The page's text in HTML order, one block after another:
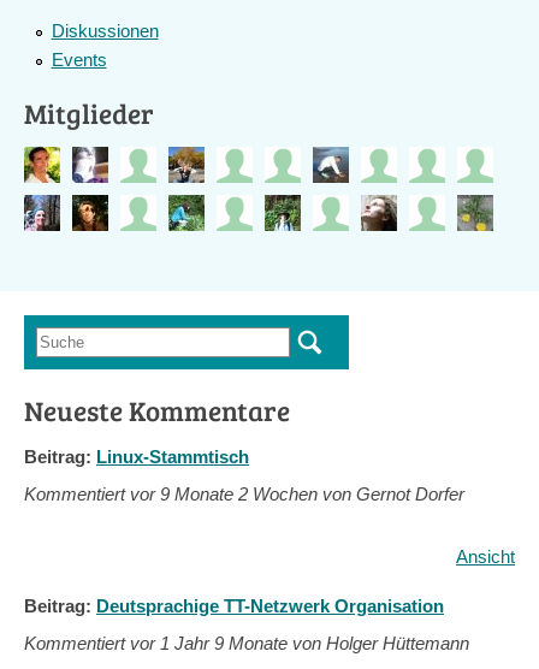
Diskussionen
Events
Mitglieder
Suchformular
Suche
Neueste Kommentare
Beitrag: Linux-Stammtisch
Kommentiert vor9 Monate 2 Wochen von Gernot Dorfer
Ansicht
Beitrag: Deutsprachige TT-Netzwerk Organisation
Kommentiert vor 1 Jahr 9 Monate von Holger Hüttemann